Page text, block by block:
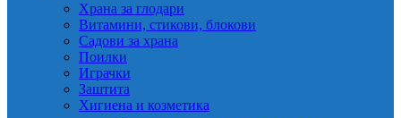
Храна за глодари
Витамини, стикови, блокови
Садови за храна
Поилки
Играчки
Заштита
Хигиена и козметика